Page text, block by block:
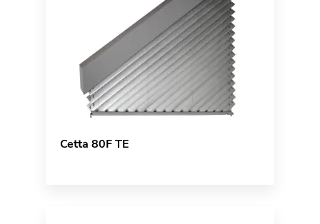
Cetta 80F TE